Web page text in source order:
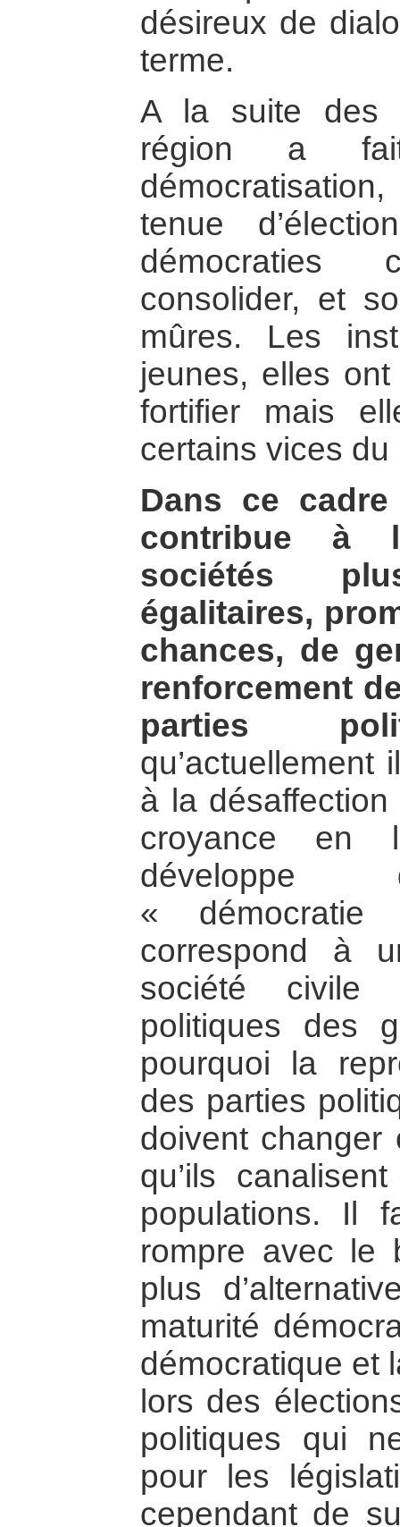
désireux de
terme.
A la suite des
région a
tenue
consolider, et
mûres. Les
jeunes, elles
fortifier mais
certains vices du
Dans ce
contribue à
sociétés
égalitaires,
chances, de
renforcement
parties
qu’actuellement
à la
croyance en
développe
«
correspond à
société civile
politiques des
pourquoi la
des parties
doivent changer
qu’ils
populations. Il
rompre avec le
plus
maturité
démocratique et
lors des
politiques qui
pour les
cependant de